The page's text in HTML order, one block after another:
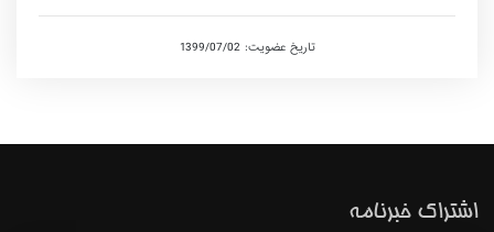
تاریخ عضویت: 1399/07/02
اشتراک خبرنامه